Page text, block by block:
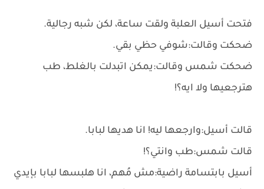
فتحت أسيل العلبة ولقت ساعة، لكن شبه رجالية.
ضحكت وقالت:شوفي حظي بقي.
ضحكت شمس وقالت:يمكن اتبدلت بالغلط، طب
هترجعيها ولا ايه؟!
قالت أسيل:وارجعها ليه! انا هديها لبابا.
قالت شمس:طب وانتي؟!
أسيل بابتسامة راضية:مش مُهم، انا هلبسها لبابا بإيدي